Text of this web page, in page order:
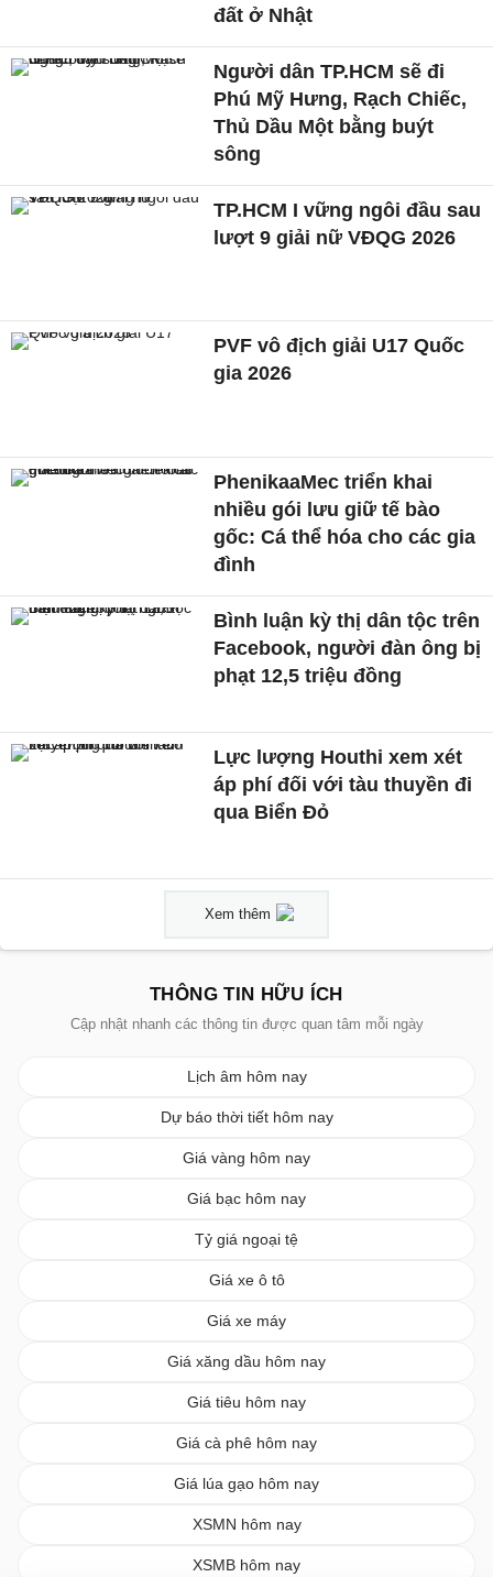
đất ở Nhật
Người dân TP.HCM sẽ đi
Phú Mỹ Hưng, Rạch Chiếc,
Thủ Dầu Một bằng buýt
sông
TP.HCM I vững ngôi đầu sau
lượt 9 giải nữ VĐQG 2026
PVF vô địch giải U17 Quốc
gia 2026
PhenikaaMec triển khai
nhiều gói lưu giữ tế bào
gốc: Cá thể hóa cho các gia
đình
Bình luận kỳ thị dân tộc trên
Facebook, người đàn ông bị
phạt 12,5 triệu đồng
Lực lượng Houthi xem xét
áp phí đối với tàu thuyền đi
qua Biển Đỏ
Xem thêm
THÔNG TIN HỮU ÍCH
Cập nhật nhanh các thông tin được quan tâm mỗi ngày
Lịch âm hôm nay
Dự báo thời tiết hôm nay
Giá vàng hôm nay
Giá bạc hôm nay
Tỷ giá ngoại tệ
Giá xe ô tô
Giá xe máy
Giá xăng dầu hôm nay
Giá tiêu hôm nay
Giá cà phê hôm nay
Giá lúa gạo hôm nay
XSMN hôm nay
XSMB hôm nay